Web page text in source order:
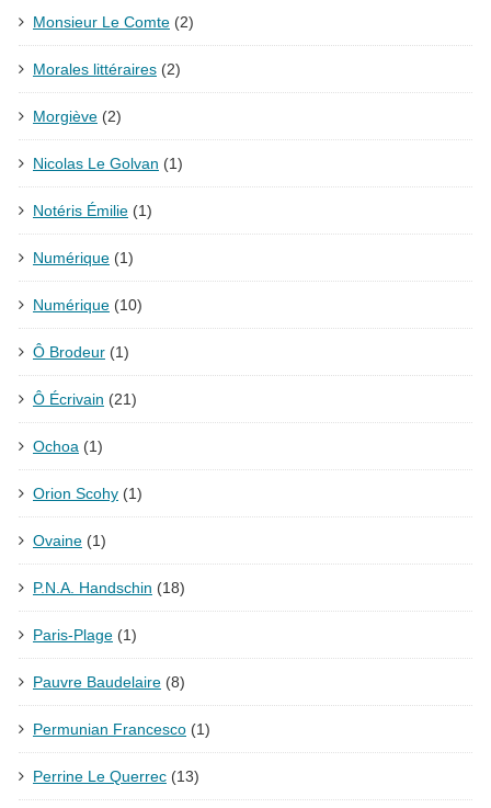
Monsieur Le Comte (2)
Morales littéraires (2)
Morgiève (2)
Nicolas Le Golvan (1)
Notéris Émilie (1)
Numérique (1)
Numérique (10)
Ô Brodeur (1)
Ô Écrivain (21)
Ochoa (1)
Orion Scohy (1)
Ovaine (1)
P.N.A. Handschin (18)
Paris-Plage (1)
Pauvre Baudelaire (8)
Permunian Francesco (1)
Perrine Le Querrec (13)